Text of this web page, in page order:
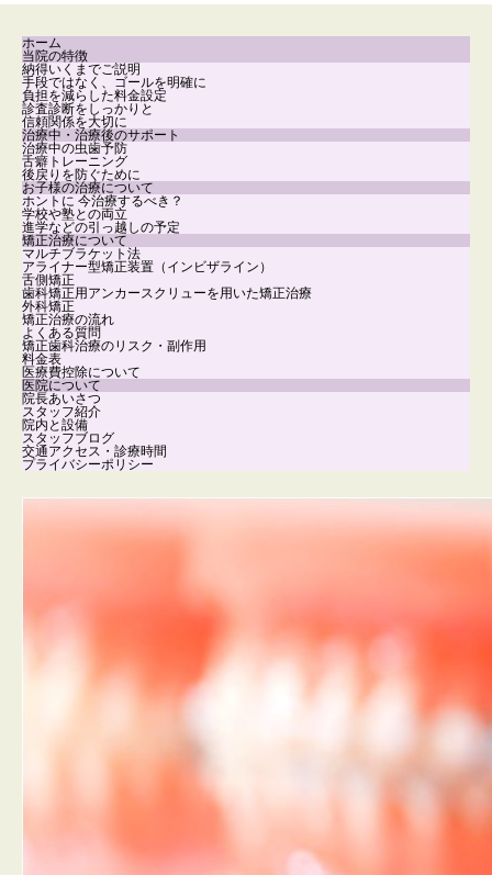
ホーム
当院の特徴
納得いくまでご説明
手段ではなく、ゴールを明確に
負担を減らした料金設定
診査診断をしっかりと
信頼関係を大切に
治療中・治療後のサポート
治療中の虫歯予防
舌癖トレーニング
後戻りを防ぐために
お子様の治療について
ホントに 今治療するべき？
学校や塾との両立
進学などの引っ越しの予定
矯正治療について
マルチブラケット法
アライナー型矯正装置（インビザライン）
舌側矯正
歯科矯正用アンカースクリューを用いた矯正治療
外科矯正
矯正治療の流れ
よくある質問
矯正歯科治療のリスク・副作用
料金表
医療費控除について
医院について
院長あいさつ
スタッフ紹介
院内と設備
スタッフブログ
交通アクセス・診療時間
プライバシーポリシー